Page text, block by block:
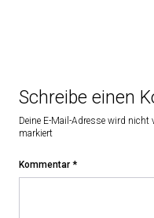
Schreibe einen
Deine E-Mail-Adresse wird nicht
markiert
Kommentar *